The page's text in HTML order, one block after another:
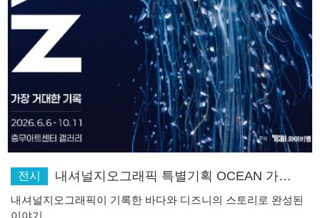
전시 내셔널지오그래픽 특별기획 OCEAN 가장 거대한 기록
내셔널지오그래픽이 기록한 바다와 디즈니의 스토리로 완성된
이야기